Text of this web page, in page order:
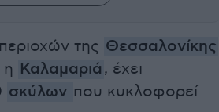
της Θεσσαλονίκης
η Καλαμαριά , έχει
σκύλων που κυκλοφορεί